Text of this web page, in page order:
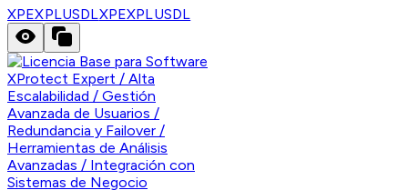
XPEXPLUSDLXPEXPLUSDL